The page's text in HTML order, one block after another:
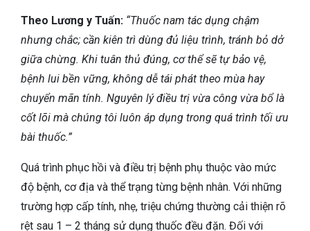
Theo Lương y Tuấn: “Thuốc nam tác dụng chậm
nhưng chắc; cần kiên trì dùng đủ liệu trình, tránh bỏ dở
giữa chừng. Khi tuân thủ đúng, cơ thể sẽ tự bảo vệ,
bệnh lui bền vững, không dễ tái phát theo mùa hay
chuyển mãn tính. Nguyên lý điều trị vừa công vừa bổ là
cốt lõi mà chúng tôi luôn áp dụng trong quá trình tối ưu
bài thuốc.”
Quá trình phục hồi và điều trị bệnh phụ thuộc vào mức
độ bệnh, cơ địa và thể trạng từng bệnh nhân. Với những
trường hợp cấp tính, nhẹ, triệu chứng thường cải thiện rõ
rệt sau 1 – 2 tháng sử dụng thuốc đều đặn. Đối với